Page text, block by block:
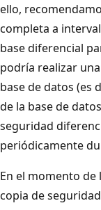
ello,
completa a
base diferencial
podría realizar
base de datos (es
de la base de
seguridad
periódicamente
En el momento
copia de